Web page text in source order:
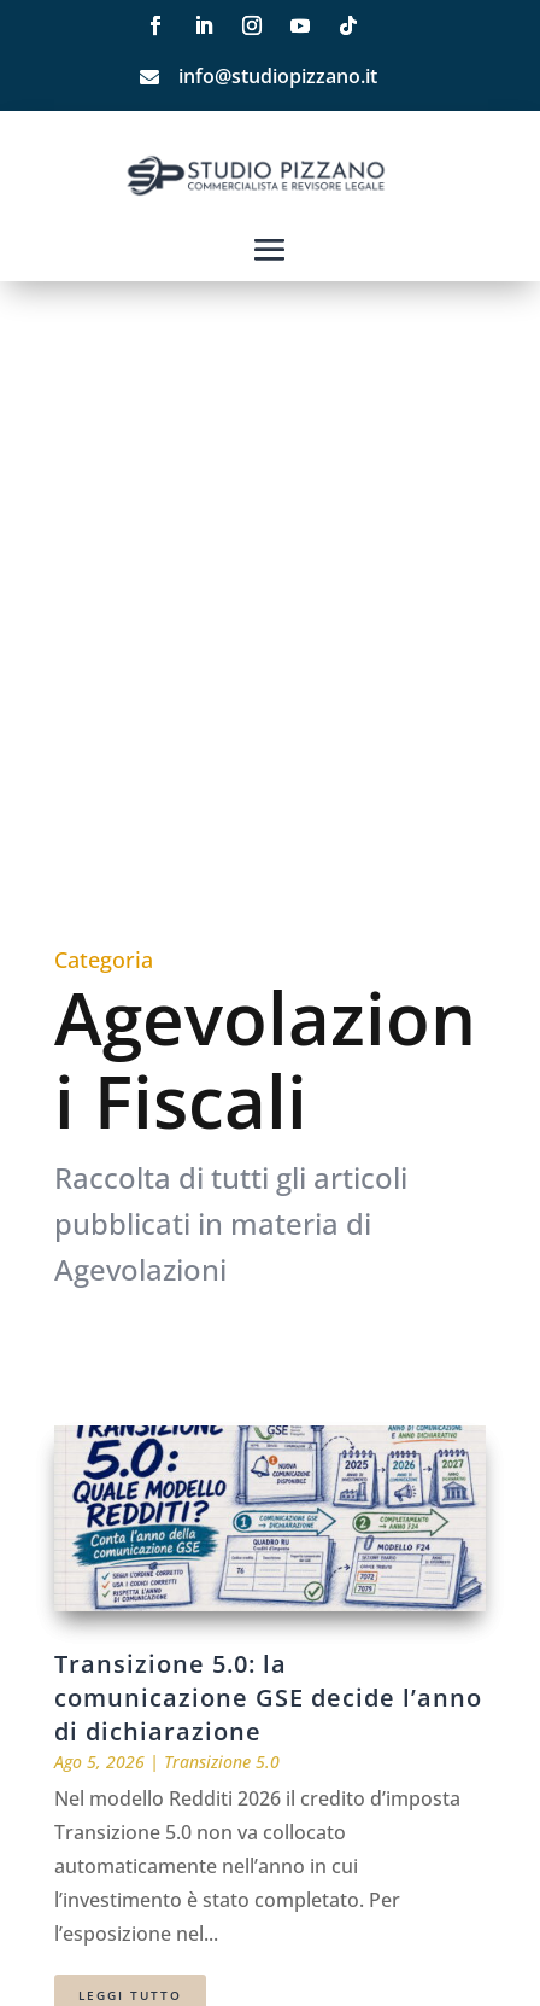
 info@studiopizzano.it
Categoria
Agevolazion
i Fiscali
Raccolta di tutti gli articoli
pubblicati in materia di
Agevolazioni
Transizione 5.0: la
comunicazione GSE decide l’anno
di dichiarazione
Ago 5, 2026| Transizione 5.0
Nel modello Redditi 2026 il credito d’imposta
Transizione 5.0 non va collocato
automaticamente nell’anno in cui
l’investimento è stato completato. Per
l’esposizione nel...
LEGGI TUTTO